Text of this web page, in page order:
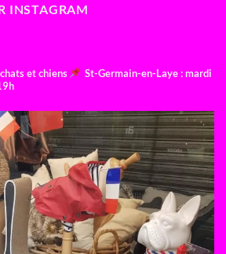
INSTAGRAM
et chiens
St-Germain-en-Laye : mardi